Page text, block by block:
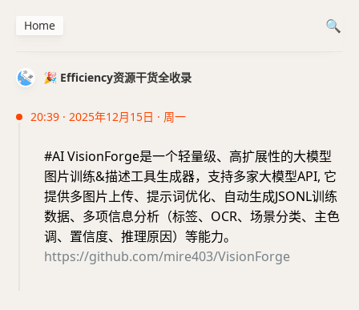
🎉 Efficiency资源干货全收录
20:39 · 2025年12月15日 · 周一
#AI VisionForge是一个轻量级、高扩展性的大模型
图片训练&描述工具生成器，支持多家大模型API, 它
提供多图片上传、提示词优化、自动生成JSONL训练
数据、多项信息分析（标签、OCR、场景分类、主色
调、置信度、推理原因）等能力。
https://github.com/mire403/VisionForge
Home